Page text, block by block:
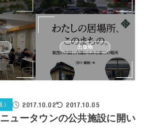
出版物
2017.10.02 2017.10.05
ュータウンの公共施設に開い